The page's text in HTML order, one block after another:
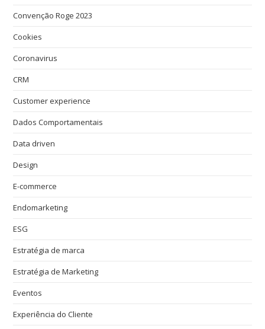
Convenção Roge 2023
Cookies
Coronavirus
CRM
Customer experience
Dados Comportamentais
Data driven
Design
E-commerce
Endomarketing
ESG
Estratégia de marca
Estratégia de Marketing
Eventos
Experiência do Cliente